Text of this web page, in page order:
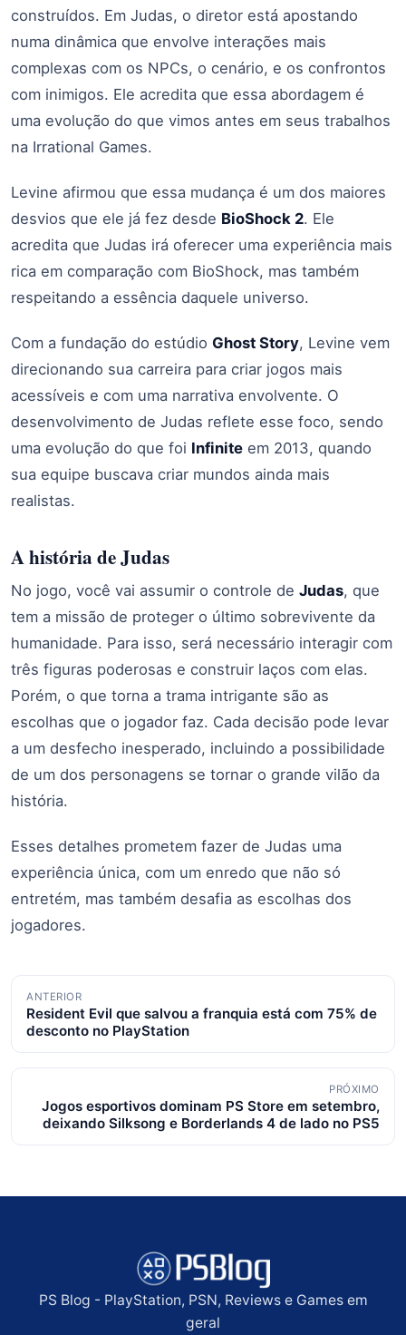
construídos. Em Judas, o diretor está apostando
numa dinâmica que envolve interações mais
complexas com os NPCs, o cenário, e os confrontos
com inimigos. Ele acredita que essa abordagem é
uma evolução do que vimos antes em seus trabalhos
na Irrational Games.
Levine afirmou que essa mudança é um dos maiores
desvios que ele já fez desde BioShock 2. Ele
acredita que Judas irá oferecer uma experiência mais
rica em comparação com BioShock, mas também
respeitando a essência daquele universo.
Com a fundação do estúdio Ghost Story, Levine vem
direcionando sua carreira para criar jogos mais
acessíveis e com uma narrativa envolvente. O
desenvolvimento de Judas reflete esse foco, sendo
uma evolução do que foi Infinite em 2013, quando
sua equipe buscava criar mundos ainda mais
realistas.
A história de Judas
No jogo, você vai assumir o controle de Judas, que
tem a missão de proteger o último sobrevivente da
humanidade. Para isso, será necessário interagir com
três figuras poderosas e construir laços com elas.
Porém, o que torna a trama intrigante são as
escolhas que o jogador faz. Cada decisão pode levar
a um desfecho inesperado, incluindo a possibilidade
de um dos personagens se tornar o grande vilão da
história.
Esses detalhes prometem fazer de Judas uma
experiência única, com um enredo que não só
entretém, mas também desafia as escolhas dos
jogadores.
Navegação
de
posts
ANTERIOR
Resident Evil que salvou a franquia está com 75% de
desconto no PlayStation
PRÓXIMO
Jogos esportivos dominam PS Store em setembro,
deixando Silksong e Borderlands 4 de lado no PS5
PS Blog - PlayStation, PSN, Reviews e Games em
geral